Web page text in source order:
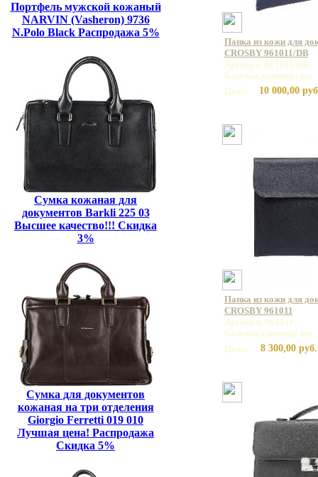
Портфель мужской кожаный
NARVIN (Vasheron) 9736
N.Polo Black Распродажа 5%
Сумка кожаная для
документов Barkli 225 03
Высшее качество!!! Скидка
3%
Сумка для документов
кожаная на три отделения
Giorgio Ferretti 019 010
Лучшая цена! Распродажа
Скидка 5%
Папка из кожи для
CROSBY 961011/DB
Артикул: 961011/DB
Базовая единица: шт
Цена:
10 000,00
Папка из кожи для
CROSBY 961011
Артикул: 961011
Базовая единица: шт
Цена:
8 300,00 руб.